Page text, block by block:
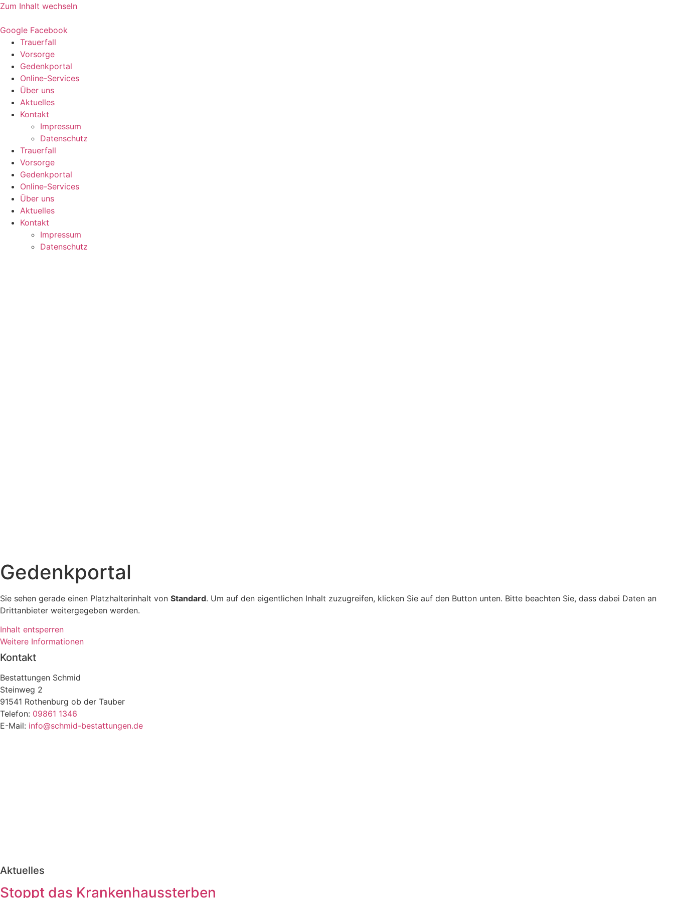
Zum Inhalt wechseln
Google Facebook
Trauerfall
Vorsorge
Gedenkportal
Online-Services
Über uns
Aktuelles
Kontakt
Impressum
Datenschutz
Trauerfall
Vorsorge
Gedenkportal
Online-Services
Über uns
Aktuelles
Kontakt
Impressum
Datenschutz
Gedenkportal
Sie sehen gerade einen Platzhalterinhalt von Standard. Um auf den eigentlichen Inhalt zuzugreifen, klicken Sie auf den Button unten. Bitte beachten Sie, dass dabei Daten an
Drittanbieter weitergegeben werden.
Inhalt entsperren
Weitere Informationen
Kontakt
Bestattungen Schmid
Steinweg 2
91541 Rothenburg ob der Tauber
Telefon: 09861 1346
E-Mail: info@schmid-bestattungen.de
Aktuelles
Stoppt das Krankenhaussterben